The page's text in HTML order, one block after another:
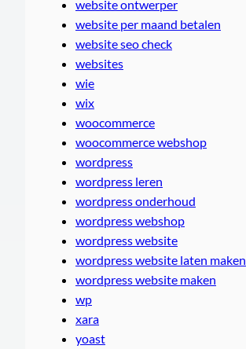
website ontwerper
website per maand betalen
website seo check
websites
wie
wix
woocommerce
woocommerce webshop
wordpress
wordpress leren
wordpress onderhoud
wordpress webshop
wordpress website
wordpress website laten maken
wordpress website maken
wp
xara
yoast